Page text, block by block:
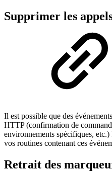
Supprimer les
Il est possible que des
HTTP (confirmation de
environnements spécifiques,
vos routines contenant ces
Retrait des